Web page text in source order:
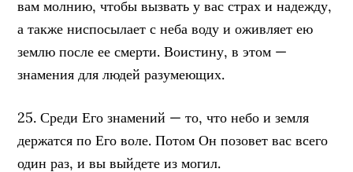
вам молнию, чтобы вызвать у вас страх и надежду,
а также ниспосылает с неба воду и оживляет ею
землю после ее смерти. Воистину, в этом —
знамения для людей разумеющих.
25. Среди Его знамений — то, что небо и земля
держатся по Его воле. Потом Он позовет вас всего
один раз, и вы выйдете из могил.